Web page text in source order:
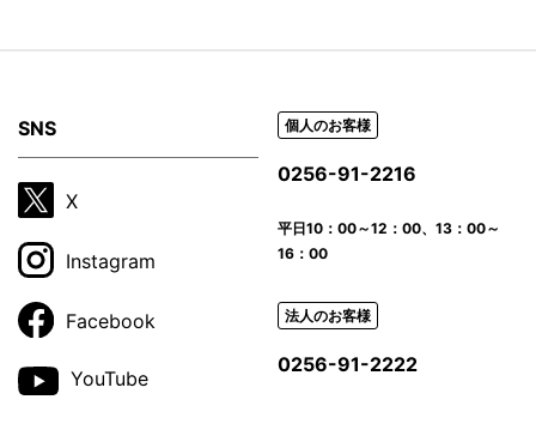
SNS
X
Instagram
Facebook
YouTube
個人のお客様
0256-91-2216
平日10：00～12：00、13：00～
16：00
法人のお客様
0256-91-2222